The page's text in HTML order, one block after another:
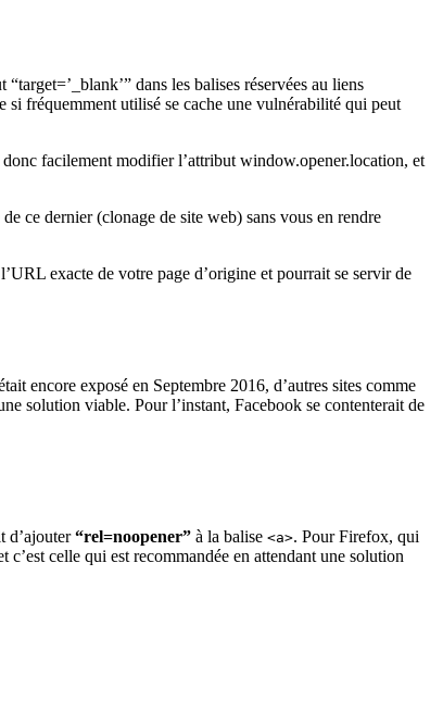
dans les balises réservées au liens
fréquemment utilisé se cache une vulnérabilité qui peut
facilement modifier l’attribut window.opener.location, et
ce dernier (clonage de site web) sans vous en rendre
exacte de votre page d’origine et pourrait se servir de
encore exposé en Septembre 2016, d’autres sites comme
solution viable. Pour l’instant, Facebook se contenterait de
d’ajouter“rel=noopener” à la balise <a>. Pour Firefox, qui
celle qui est recommandée en attendant une solution